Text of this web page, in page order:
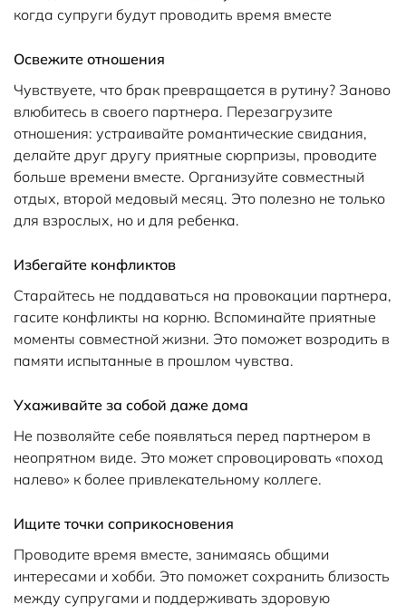
когда супруги будут проводить время вместе
Освежите отношения
Чувствуете, что брак превращается в рутину? Заново
влюбитесь в своего партнера. Перезагрузите
отношения: устраивайте романтические свидания,
делайте друг другу приятные сюрпризы, проводите
больше времени вместе. Организуйте совместный
отдых, второй медовый месяц. Это полезно не только
для взрослых, но и для ребенка.
Избегайте конфликтов
Старайтесь не поддаваться на провокации партнера,
гасите конфликты на корню. Вспоминайте приятные
моменты совместной жизни. Это поможет возродить в
памяти испытанные в прошлом чувства.
Ухаживайте за собой даже дома
Не позволяйте себе появляться перед партнером в
неопрятном виде. Это может спровоцировать «поход
налево» к более привлекательному коллеге.
Ищите точки соприкосновения
Проводите время вместе, занимаясь общими
интересами и хобби. Это поможет сохранить близость
между супругами и поддерживать здоровую